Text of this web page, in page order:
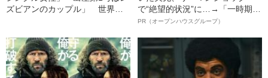
ズビアンのカップル」 世界最
で“絶望的状況”に…→「一時期は
納品3年待ち」のヒット商品を生
明かす、“逆転の戦術”
PR（オープンハウスグループ）